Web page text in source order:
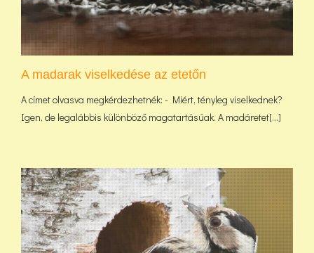
A madarak viselkedése az etetőn
A címet olvasva megkérdezhetnék: - Miért, tényleg viselkednek?
Igen, de legalábbis különböző magatartásúak. A madáretet[...]